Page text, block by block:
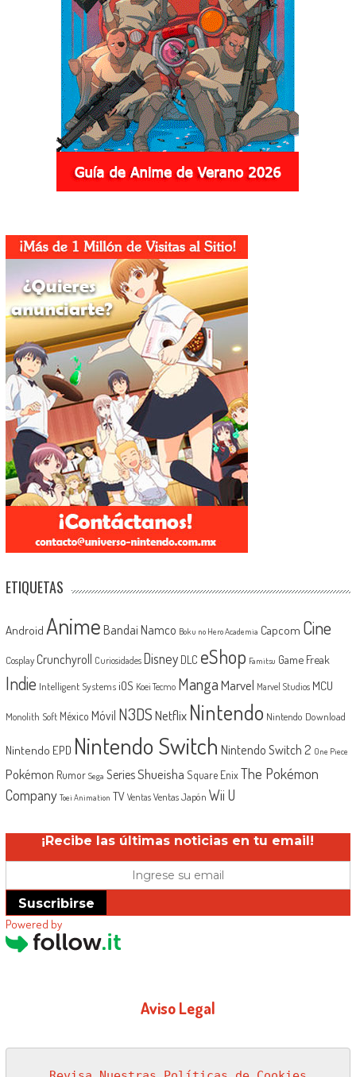
ETIQUETAS
Android Anime Bandai Namco Boku no Hero Academia Capcom Cine
Cosplay Crunchyroll Curiosidades Disney DLC eShop Famitsu Game Freak
Indie Intelligent Systems iOS Koei Tecmo MangaMarvel Marvel Studios MCU
Monolith Soft México Móvil N3DSNetflix Nintendo Nintendo Download
Nintendo EPD Nintendo Switch Nintendo Switch 2 One Piece
Pokémon Rumor Sega SeriesShueisha Square EnixThe Pokémon
Company Toei Animation TV Ventas Ventas Japón Wii U
¡Recibe las últimas noticias en tu email!
Suscribirse
Powered by
Aviso Legal